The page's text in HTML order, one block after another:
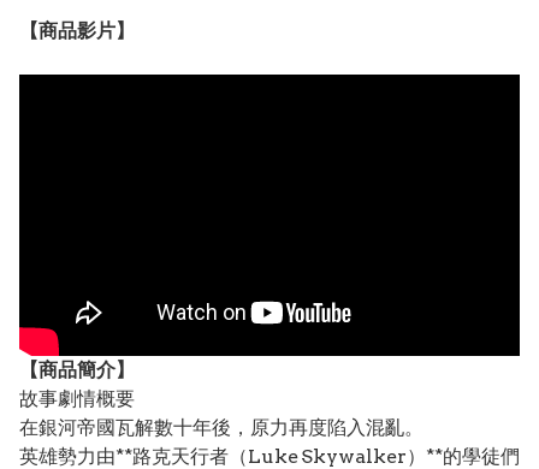
【商品影片】
【商品簡介】
故事劇情概要
在銀河帝國瓦解數十年後，原力再度陷入混亂。
英雄勢力由**路克天行者（Luke Skywalker）**的學徒們